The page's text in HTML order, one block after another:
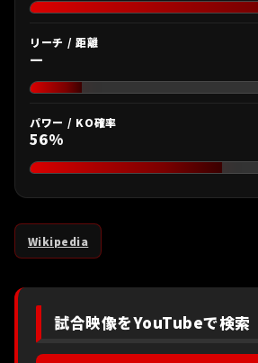
リーチ / 距離
—
パワー / KO確率
56%
Wikipedia
試合映像をYouTubeで検索